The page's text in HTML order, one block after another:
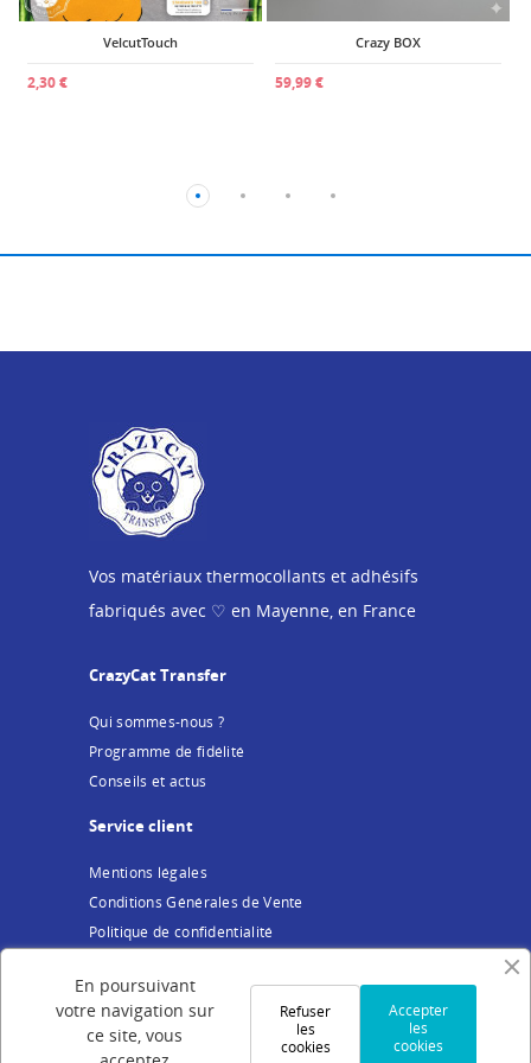
VelcutTouch
2,30 €
Crazy BOX
59,99 €
Vos matériaux thermocollants et adhésifs
fabriqués avec ♡ en Mayenne, en France
CrazyCat Transfer
Qui sommes-nous ?
Programme de fidélité
Conseils et actus
Service client
Mentions légales
Conditions Générales de Vente
Politique de confidentialité
Votre compte
Connexion
En poursuivant
votre navigation sur
ce site, vous
Accepter
les
cookies
Refuser
les
cookies